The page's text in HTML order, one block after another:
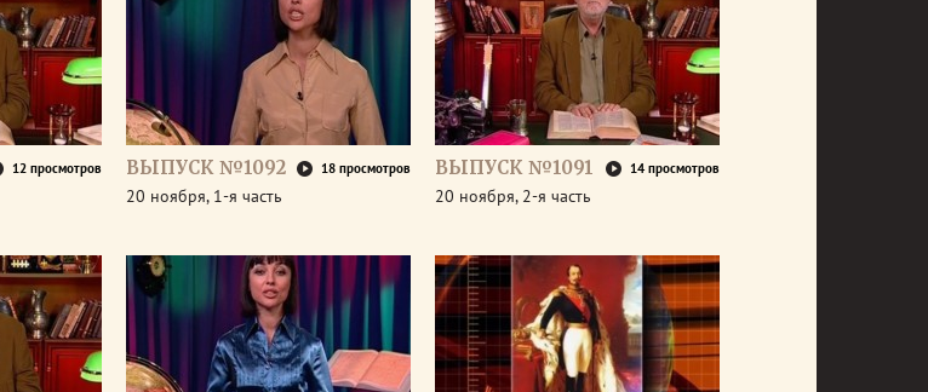
12 просмотров ВЫПУСК №1092 18 просмотров
20 ноября, 1-я часть
ВЫПУСК №1091 14 просмотров
20 ноября, 2-я часть